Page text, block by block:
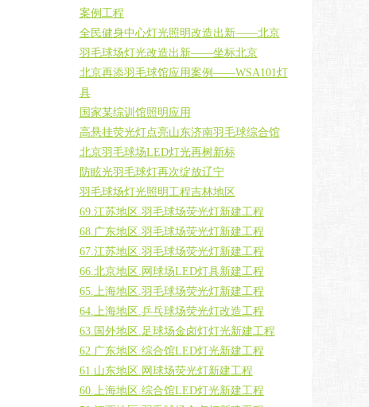
案例工程
全民健身中心灯光照明改造出新——北京
羽毛球场灯光改造出新——坐标北京
北京再添羽毛球馆应用案例——WSA101灯
具
国家某综训馆照明应用
高悬挂荧光灯点亮山东济南羽毛球综合馆
北京羽毛球场LED灯光再树新标
防眩光羽毛球灯再次绽放辽宁
羽毛球场灯光照明工程吉林地区
69.江苏地区.羽毛球场荧光灯新建工程
68.广东地区.羽毛球场荧光灯新建工程
67.江苏地区.羽毛球场荧光灯新建工程
66.北京地区.网球场LED灯具新建工程
65.上海地区.羽毛球场荧光灯新建工程
64.上海地区.乒乓球场荧光灯改造工程
63.国外地区.足球场金卤灯灯光新建工程
62.广东地区.综合馆LED灯光新建工程
61.山东地区.网球场荧光灯新建工程
60.上海地区.综合馆LED灯光新建工程